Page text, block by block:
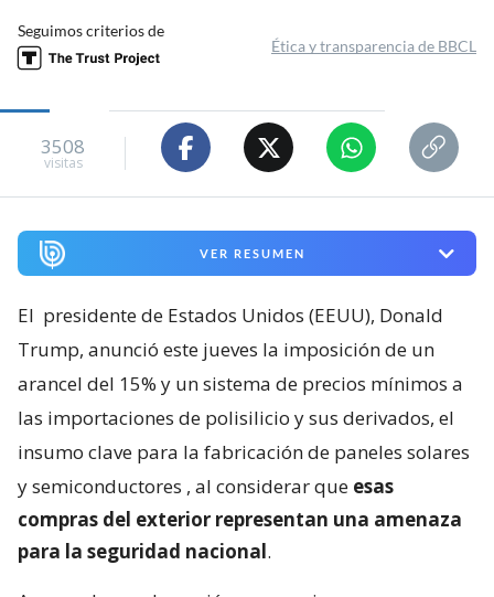
Seguimos criterios de
Ética y transparencia de BBCL
3508
visitas
VER RESUMEN
El presidente de Estados Unidos (EEUU), Donald
Trump, anunció este jueves la imposición de un
arancel del 15% y un sistema de precios mínimos a
las importaciones de polisilicio y sus derivados, el
insumo clave para la fabricación de paneles solares
y semiconductores , al considerar que esas
compras del exterior representan una amenaza
para la seguridad nacional.